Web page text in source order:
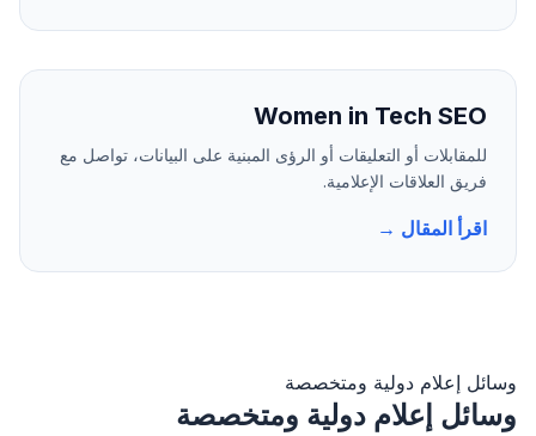
Women in Tech SEO
للمقابلات أو التعليقات أو الرؤى المبنية على البيانات، تواصل مع
فريق العلاقات الإعلامية.
اقرأ المقال →
وسائل إعلام دولية ومتخصصة
وسائل إعلام دولية ومتخصصة